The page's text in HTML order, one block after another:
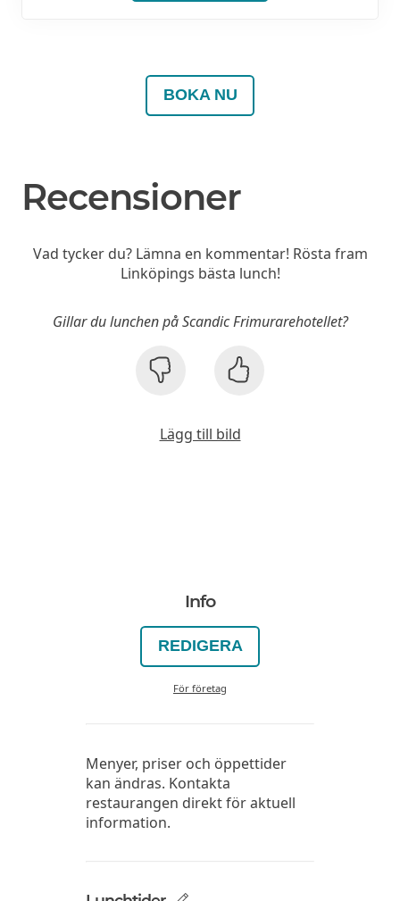
BOKA NU
Recensioner
Vad tycker du? Lämna en kommentar! Rösta fram
Linköpings bästa lunch!
Gillar du lunchen på Scandic Frimurarehotellet?
Lägg till bild
Info
REDIGERA
För företag
Menyer, priser och öppettider
kan ändras. Kontakta
restaurangen direkt för aktuell
information.